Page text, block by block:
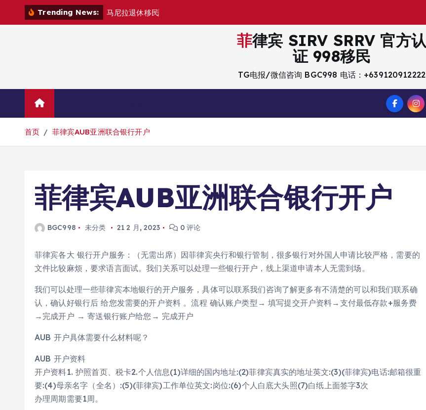
Trending News: 马 尼拉退休移民
菲律宾 SIRV SRRV 官方认
证 998移民
TG电报/微信咨询 BGC998 电话：+639120912222
首页 菲律宾AUB亚洲联合银行开户
菲律宾AUB亚洲联合银行开户
BGC998 未分类 21 2 月, 2023 0 评论
菲律宾各大 银行开户服务：（无需出席）因菲律宾央行和银行管制，很多银行对外国人申请比较严格，需要的
文件比较麻烦，要求语言面试。我们关系可以处理一些银行开户，线上渠道申请本人无需到场。
我们可以处理一些菲律宾本地银行的开户服务，具体可以联系我们咨询了解更多有不清楚的可以和我们联系确
认，确认好银行后 给您发需要的开户资料 。流程 确认账户类型→ 填写提交开户资料→支付最低存款+服务费
→完成开户 → 寄送银行账户给您→ 完成开户
AUB 开户具体需要什么材料呢？
AUB 开户资料
开户资料1. 护照首页、税卡2.个人信息(1)详细的国内地址:(2)菲律宾真实的地址英文:(3)(菲律宾)电话:邮箱很重
要:(4)母亲名字（全名）:(5)(菲律宾)工作单位英文:岗位:(6)个人白底大头照(7)白纸上面签字3次
办理周期需要1周。